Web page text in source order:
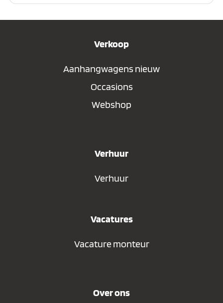
Verkoop
Aanhangwagens nieuw
Occasions
Webshop
Verhuur
Verhuur
Vacatures
Vacature monteur
Over ons